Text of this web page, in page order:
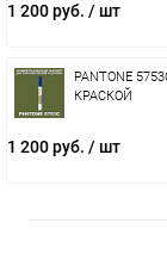
1 200 руб. / шт
PANTONE
КРАСКОЙ
1 200 руб. / шт